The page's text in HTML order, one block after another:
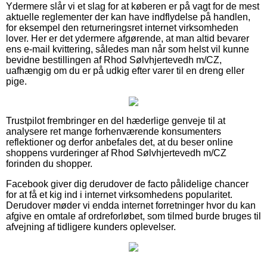
Ydermere slår vi et slag for at køberen er på vagt for de mest
aktuelle reglementer der kan have indflydelse på handlen,
for eksempel den returneringsret internet virksomheden
lover. Her er det ydermere afgørende, at man altid bevarer
ens e-mail kvittering, således man når som helst vil kunne
bevidne bestillingen af Rhod Sølvhjertevedh m/CZ,
uafhængig om du er på udkig efter varer til en dreng eller
pige.
Trustpilot frembringer en del hæderlige genveje til at
analysere ret mange forhenværende konsumenters
reflektioner og derfor anbefales det, at du beser online
shoppens vurderinger af Rhod Sølvhjertevedh m/CZ
forinden du shopper.
Facebook giver dig derudover de facto pålidelige chancer
for at få et kig ind i internet virksomhedens popularitet.
Derudover møder vi endda internet forretninger hvor du kan
afgive en omtale af ordreforløbet, som tilmed burde bruges til
afvejning af tidligere kunders oplevelser.